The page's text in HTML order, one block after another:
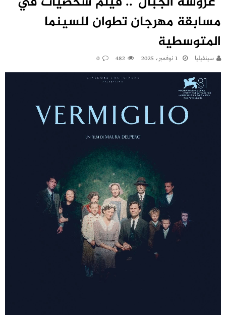
مسابقة مهرجان تطوان للسينما
المتوسطية
سينفيليا 1 نوفمبر، 2025 482
0